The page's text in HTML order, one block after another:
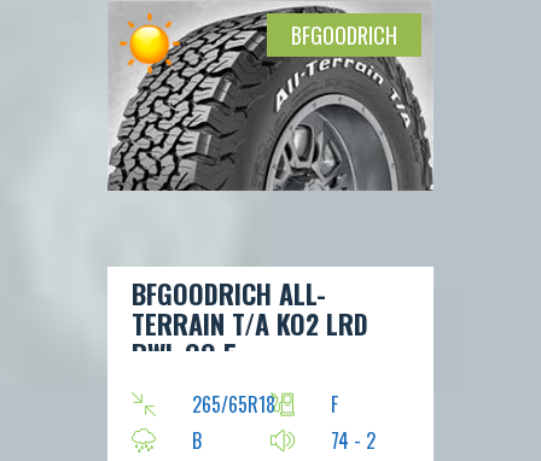
BFGOODRICH ALL-
TERRAIN T/A KO2 LRD
RWL GO 5
265/65R18
F
B
74 - 2
BFGOODRICH